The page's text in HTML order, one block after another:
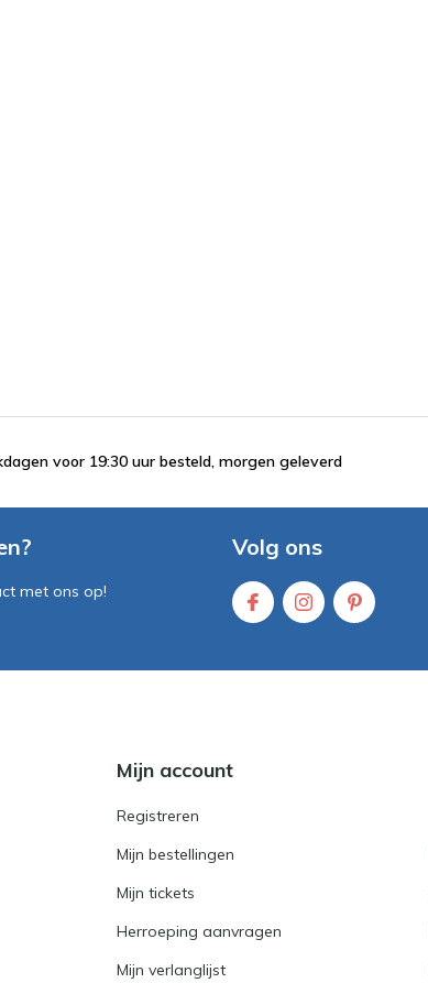
voor 19:30 uur besteld, morgen geleverd
met ons op!
Volg ons
Mijn account
Registreren
Mijn bestellingen
Mijn tickets
Herroeping aanvragen
Mijn verlanglijst